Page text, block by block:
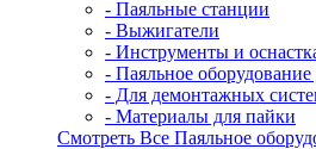
- Паяльные станции
- Выжигатели
- Инструменты и
- Паяльное
- Для демонтажных
- Материалы для пайки
Смотреть Все Паяльное